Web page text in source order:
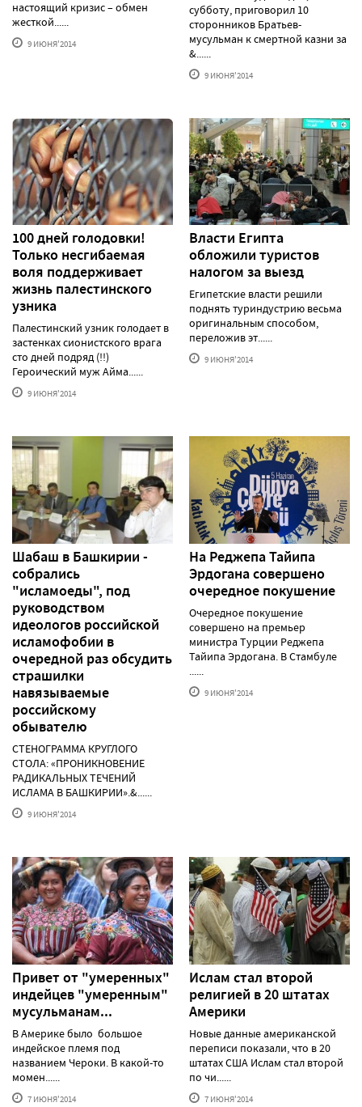
настоящий кризис – обмен
жесткой......
9 ИЮНЯ'2014
субботу, приговорил 10
сторонников Братьев-
мусульман к смертной казни за
&......
9 ИЮНЯ'2014
100 дней голодовки!
Только несгибаемая
воля поддерживает
жизнь палестинского
узника
Палестинский узник голодает в
застенках сионистского врага
сто дней подряд (!!)
Героический муж Айма......
9 ИЮНЯ'2014
Власти Египта
обложили туристов
налогом за выезд
Египетские власти решили
поднять туриндустрию весьма
оригинальным способом,
переложив эт......
9 ИЮНЯ'2014
Шабаш в Башкирии -
собрались
"исламоеды", под
руководством
идеологов российской
исламофобии в
очередной раз обсудить
страшилки
навязываемые
российскому
обывателю
СТЕНОГРАММА КРУГЛОГО
СТОЛА: «ПРОНИКНОВЕНИЕ
РАДИКАЛЬНЫХ ТЕЧЕНИЙ
ИСЛАМА В БАШКИРИИ».&......
9 ИЮНЯ'2014
На Реджепа Тайипа
Эрдогана совершено
очередное покушение
Очередное покушение
совершено на премьер
министра Турции Реджепа
Тайипа Эрдогана. В Стамбуле
......
9 ИЮНЯ'2014
Привет от "умеренных"
индейцев "умеренным"
мусульманам...
В Америке было большое
индейское племя под
названием Чероки. В какой-то
момен......
7 ИЮНЯ'2014
Ислам стал второй
религией в 20 штатах
Америки
Новые данные американской
переписи показали, что в 20
штатах США Ислам стал второй
по чи......
7 ИЮНЯ'2014